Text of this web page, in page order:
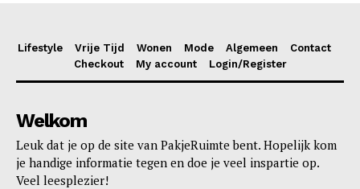
Lifestyle Vrije Tijd Wonen Mode Algemeen
Contact
Checkout
My account Login/Register
Welkom
Leuk dat je op de site van PakjeRuimte bent. Hopelijk kom
je handige informatie tegen en doe je veel inspartie op.
Veel leesplezier!